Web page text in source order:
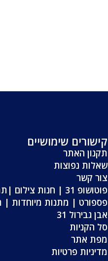
קישורים שימושיים
תקנון האתר
שאלות נפוצות
צור קשר
פוטושופ 31 | חנות
פספורט | מתנות מיוחדות |
אבן גבירול 31
סל הקניות
מפת אתר
מדיניות פרטיות